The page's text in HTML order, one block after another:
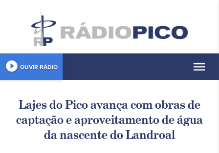
play_circle_filled OUVIR RÁDIO menu
Lajes do Pico avança com obras de
captação e aproveitamento de água
da nascente do Landroal